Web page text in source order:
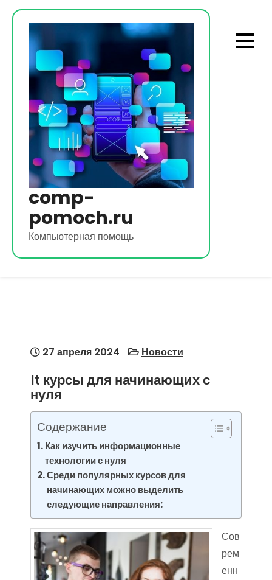
Перейти
содержимому
comp-
pomoch.ru
Компьютерная помощь
27 апреля 2024 Новости
It курсы для начинающих с
нуля
Содержание
Как изучить информационные
технологии с нуля
Среди популярных курсов для
начинающих можно выделить
следующие направления:
Сов
рем
енн